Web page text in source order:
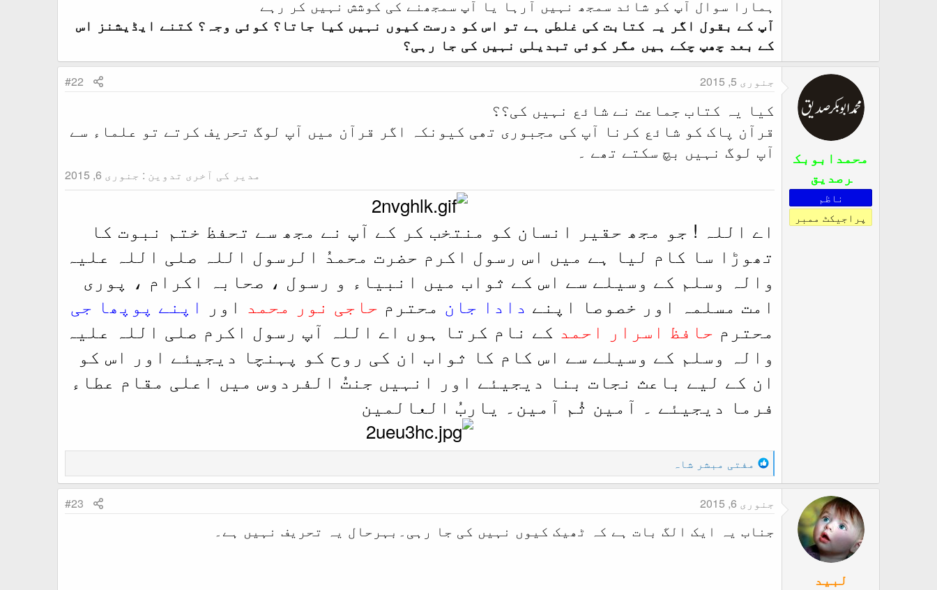
ہمارا سوال آپ کو شائد سمجھ نہیں آرہا یا آپ سمجھنے کی کوشش نہیں کر رہے
آپ کے بقول اگر یہ کتابت کی غلطی ہے تو اس کو درست کیوں نہیں کیا جاتا؟ کوئی وجہ؟ کتنے ایڈیشنز اس
کے بعد چھپ چکے ہیں مگر کوئی تبدیلی نہیں کی جا رہی؟
محمدابوبک
رصدیق
ناظم
پراجیکٹ ممبر
جنوری 5, 2015 #22
کیا یہ کتاب جماعت نے شائع نہیں کی؟؟
قرآن پاک کو شائع کرنا آپ کی مجبوری تھی کیونکہ اگر قرآن میں آپ لوگ تحریف کرتے تو علماء سے
آپ لوگ نہیں بچ سکتے تھے ۔
مدیر کی آخری تدوین : جنوری 6, 2015
اے اللہ ! جو مجھ حقیر انسان کو منتخب کر کے آپ نے مجھ سے تحفظ ختم نبوت کا
تھوڑا سا کام لیا ہے میں اس رسول اکرم حضرت محمدُ الرسول اللہ صلی اللہ علیہ
والہ وسلم کے وسیلے سے اس کے ثواب میں انبیاء و رسول ، صحابہ اکرام ، پوری
امت مسلمہ اور خصوصا اپنے دادا جان محترم حاجی نور محمد اور
اپنے پوپھا جی
محترم حافظ اسرار احمد کے نام کرتا ہوں اے اللہ آپ رسول اکرم صلی اللہ علیہ
والہ وسلم کے وسیلے سے اس کام کا ثواب ان کی روح کو پہنچا دیجیئے اور اس کو
ان کے لیے باعث نجات بنا دیجیئے اور انہیں جنتُ الفردوس میں اعلی مقام عطاء
فرما دیجیئے ۔ آمین ثُم آمین۔ یاربُ العالمین
R
e
a
c
i
مفتی مبشر شاہ
لبید
جنوری 6, 2015 #23
جناب یہ ایک الگ بات ہے کہ ٹھیک کیوں نہیں کی جا رہی۔بہرحال یہ تحریف نہیں ہے۔